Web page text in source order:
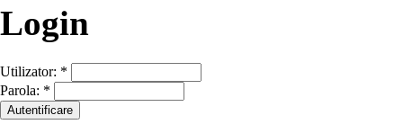
Login
Utilizator: *
Parola: *